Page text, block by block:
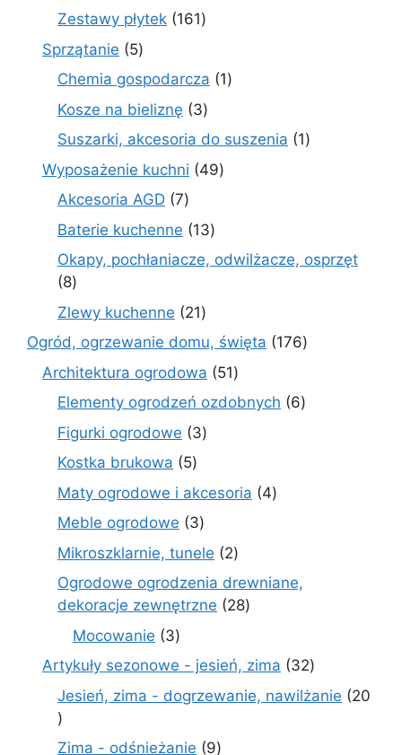
produktów
Zestawy płytek 161161
Sprzątanie 55
produktów
Chemia gospodarcza 11
Kosze na bieliznę 33
produkty
Suszarki, akcesoria do suszenia 11
Wyposażenie kuchni 4949
Akcesoria AGD 77
produktów
Baterie kuchenne 1313
produktów
Okapy, pochłaniacze, odwilżacze, osprzęt
88
produktów
Zlewy kuchenne 2121
produktów
Ogród, ogrzewanie domu, święta 176176
Architektura ogrodowa 5151
produktów
Elementy ogrodzeń ozdobnych 66
Figurki ogrodowe 33
Kostka brukowa 55
produktów
Maty ogrodowe i akcesoria 44
Meble ogrodowe 33
produkty
Mikroszklarnie, tunele 22
produkty
Ogrodowe ogrodzenia drewniane,
dekoracje zewnętrzne
2828
Mocowanie 33
produkty
Artykuły sezonowe - jesień, zima 3232
produkty
Jesień, zima - dogrzewanie, nawilżanie
20
20
produktów
Zima - odśnieżanie 99